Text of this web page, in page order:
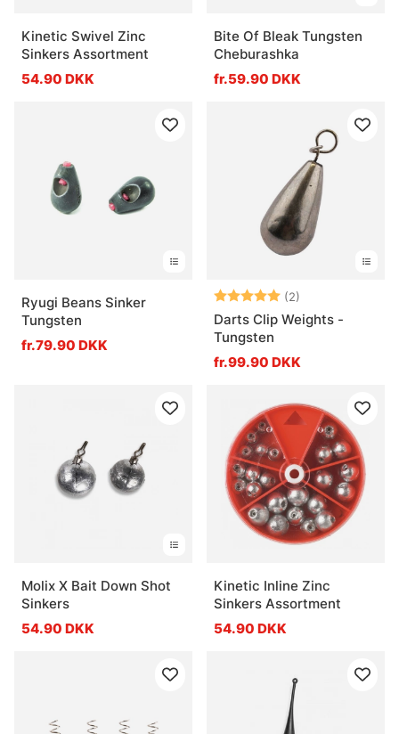
Kinetic Swivel Zinc
Sinkers Assortment
54.90 DKK
Bite Of Bleak Tungsten
Cheburashka
fr.59.90 DKK
Ryugi Beans Sinker
Tungsten
fr.79.90 DKK
Vurdering: (2)
Darts Clip Weights -
Tungsten
fr.99.90 DKK
Molix X Bait Down Shot
Sinkers
54.90 DKK
Kinetic Inline Zinc
Sinkers Assortment
54.90 DKK